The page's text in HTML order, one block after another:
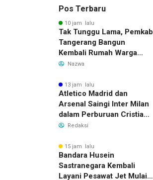
Pos Terbaru
10 jam lalu
Tak Tunggu Lama, Pemkab
Tangerang Bangun
Kembali Rumah Warga
yang Roboh Akibat Puting
Nazwa
13 jam lalu
Atletico Madrid dan
Arsenal Saingi Inter Milan
dalam Perburuan Cristian
Romero, Transfer Bek
Redaksi
15 jam lalu
Bandara Husein
Sastranegara Kembali
Layani Pesawat Jet Mulai